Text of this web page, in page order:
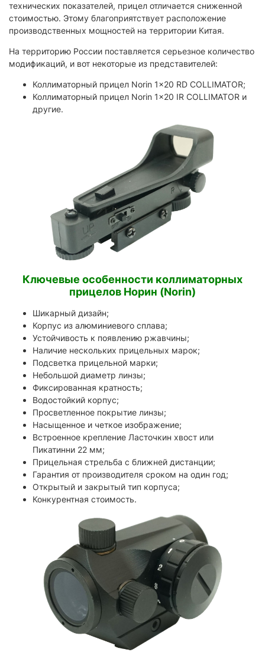
технических показателей, прицел отличается сниженной
стоимостью. Этому благоприятствует расположение
производственных мощностей на территории Китая.
На территорию России поставляется серьезное количество
модификаций, и вот некоторые из представителей:
Коллиматорный прицел Norin 1x20 RD COLLIMATOR;
Коллиматорный прицел Norin 1x20 IR COLLIMATOR и
другие.
Ключевые особенности коллиматорных
прицелов Норин (Norin)
Шикарный дизайн;
Корпус из алюминиевого сплава;
Устойчивость к появлению ржавчины;
Наличие нескольких прицельных марок;
Подсветка прицельной марки;
Небольшой диаметр линзы;
Фиксированная кратность;
Водостойкий корпус;
Просветленное покрытие линзы;
Насыщенное и четкое изображение;
Встроенное крепление Ласточкин хвост или
Пикатинни 22 мм;
Прицельная стрельба с ближней дистанции;
Гарантия от производителя сроком на один год;
Открытый и закрытый тип корпуса;
Конкурентная стоимость.